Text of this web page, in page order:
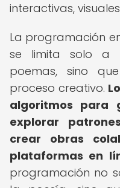
interactivas,
La programación
se limita solo a
poemas, sino
proceso creativo.
algoritmos para
explorar
crear obras
plataformas en
programación no